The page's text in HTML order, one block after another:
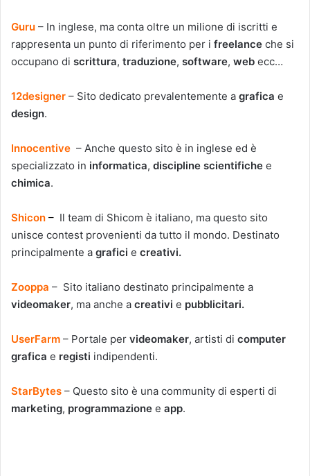
Guru – In inglese, ma conta oltre un milione di iscritti e
rappresenta un punto di riferimento per i freelance che si
occupano di scrittura, traduzione, software, web ecc…
12designer – Sito dedicato prevalentemente a grafica e
design.
Innocentive – Anche questo sito è in inglese ed è
specializzato in informatica, discipline scientifiche e
chimica.
Shicon – Il team di Shicom è italiano, ma questo sito
unisce contest provenienti da tutto il mondo. Destinato
principalmente a grafici e creativi.
Zooppa – Sito italiano destinato principalmente a
videomaker, ma anche a creativi e pubblicitari.
UserFarm – Portale per videomaker, artisti di computer
grafica e registi indipendenti.
StarBytes – Questo sito è una community di esperti di
marketing, programmazione e app.